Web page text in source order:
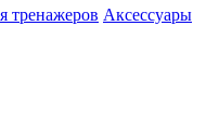
Аксессуары